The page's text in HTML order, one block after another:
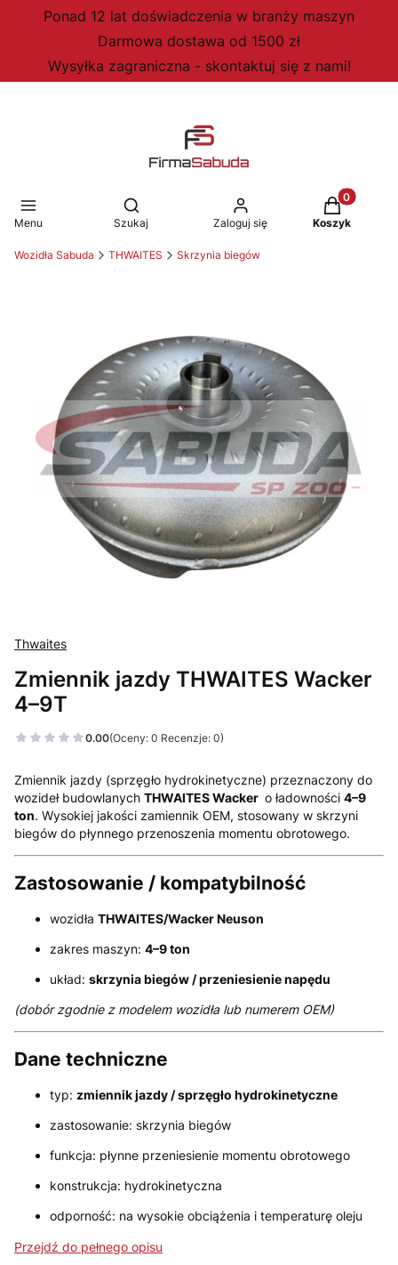
Ponad 12 lat doświadczenia w branży maszyn
Darmowa dostawa od 1500 zł
Wysyłka zagraniczna - skontaktuj się z nami!
Menu
Otwórz wyszukiwarkę
Szukaj Zaloguj się
Produkty
Koszyk
Wozidła Sabuda THWAITES Skrzynia biegów
Thwaites
Zmiennik jazdy THWAITES Wacker
4–9T
0.00(Oceny: 0 Recenzje: 0)
Zmiennik jazdy (sprzęgło hydrokinetyczne) przeznaczony do
wozideł budowlanych THWAITES Wacker o ładowności 4–9
ton. Wysokiej jakości zamiennik OEM, stosowany w skrzyni
biegów do płynnego przenoszenia momentu obrotowego.
Zastosowanie / kompatybilność
wozidła THWAITES/Wacker Neuson
zakres maszyn: 4–9 ton
układ: skrzynia biegów / przeniesienie napędu
(dobór zgodnie z modelem wozidła lub numerem OEM)
Dane techniczne
typ: zmiennik jazdy / sprzęgło hydrokinetyczne
zastosowanie: skrzynia biegów
funkcja: płynne przeniesienie momentu obrotowego
konstrukcja: hydrokinetyczna
odporność: na wysokie obciążenia i temperaturę oleju
Przejdź do pełnego opisu